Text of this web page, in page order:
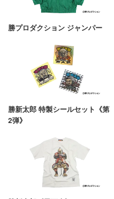
勝プロダクション ジャンパー
勝新太郎 特製シールセット《第
2弾》